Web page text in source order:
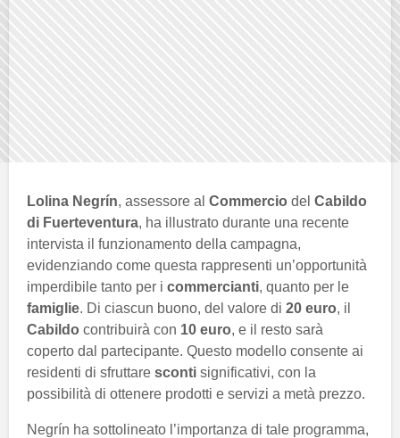
Lolina Negrín, assessore al Commercio del Cabildo
di Fuerteventura, ha illustrato durante una recente
intervista il funzionamento della campagna,
evidenziando come questa rappresenti un’opportunità
imperdibile tanto per i commercianti, quanto per le
famiglie. Di ciascun buono, del valore di 20 euro, il
Cabildo contribuirà con 10 euro, e il resto sarà
coperto dal partecipante. Questo modello consente ai
residenti di sfruttare sconti significativi, con la
possibilità di ottenere prodotti e servizi a metà prezzo.
Negrín ha sottolineato l’importanza di tale programma,